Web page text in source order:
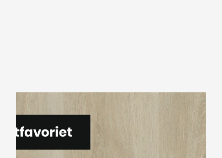
Montinique Charante M-5346